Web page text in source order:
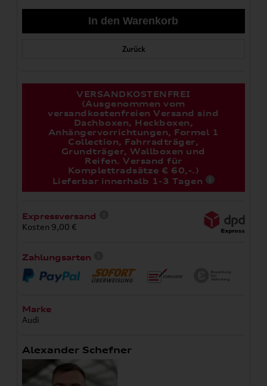
Zurück
VERSANDKOSTENFREI
(Ausgenommen vom
versandkostenfreien Versand sind
Dachboxen, Heckboxen,
Anhängervorrichtungen, Formel 1
Collection, Fahrradträger,
Grundträger, Wallboxen und
Reifen. Versand für
Komplettradsätze € 60,-.)
Lieferbar innerhalb 1-3 Tagen
Expressversand
Kosten 9,00 €
Zahlungsarten
Marke
Audi
Alexander Schefner